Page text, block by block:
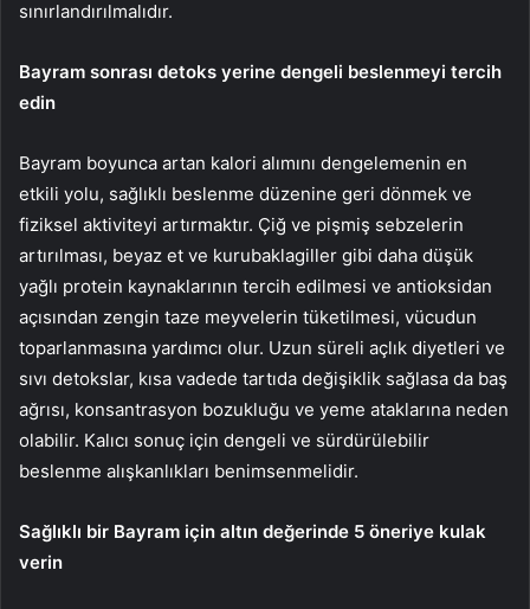
sınırlandırılmalıdır.
Bayram sonrası detoks yerine dengeli beslenmeyi tercih
edin
Bayram boyunca artan kalori alımını dengelemenin en
etkili yolu, sağlıklı beslenme düzenine geri dönmek ve
fiziksel aktiviteyi artırmaktır. Çiğ ve pişmiş sebzelerin
artırılması, beyaz et ve kurubaklagiller gibi daha düşük
yağlı protein kaynaklarının tercih edilmesi ve antioksidan
açısından zengin taze meyvelerin tüketilmesi, vücudun
toparlanmasına yardımcı olur. Uzun süreli açlık diyetleri ve
sıvı detokslar, kısa vadede tartıda değişiklik sağlasa da baş
ağrısı, konsantrasyon bozukluğu ve yeme ataklarına neden
olabilir. Kalıcı sonuç için dengeli ve sürdürülebilir
beslenme alışkanlıkları benimsenmelidir.
Sağlıklı bir Bayram için altın değerinde 5 öneriye kulak
verin